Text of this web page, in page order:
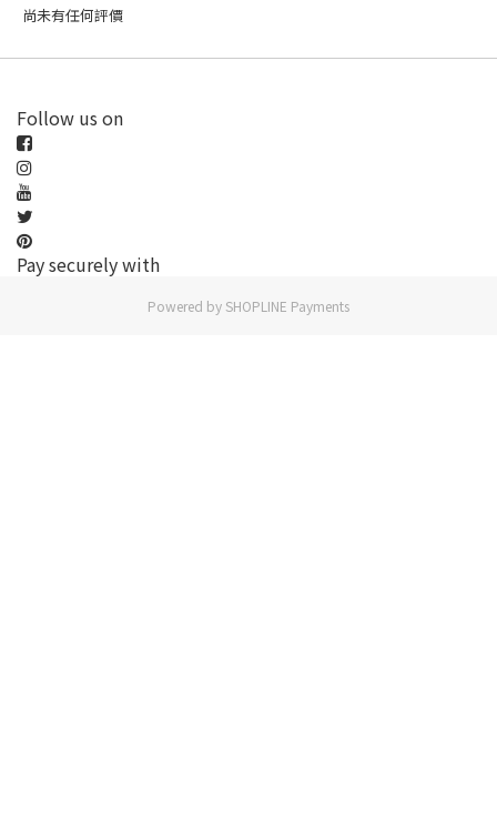
尚未有任何評價
Follow us on
Pay securely with
Powered by SHOPLINE Payments